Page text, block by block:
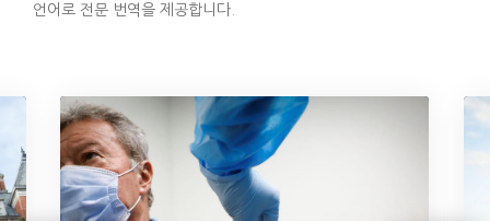
언어로 전문 번역을 제공합니다.